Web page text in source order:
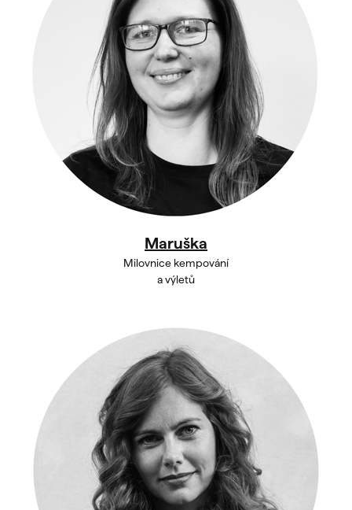
Maruška
Milovnice kempování
a výletů